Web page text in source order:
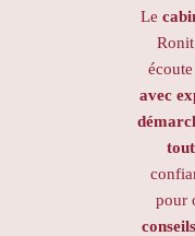
Le
avec
pour
conseils